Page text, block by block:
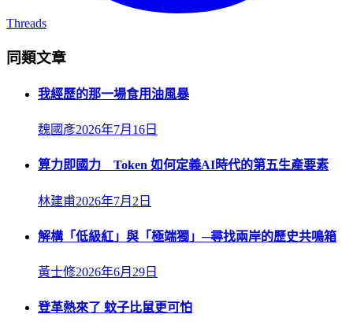
Threads
同類文章
我經歷的那一場食用油風暴
魏國彥2026年7月16日
算力即國力 Token 如何定義AI時代的第五生產要素
林建甫2026年7月2日
解構「低級紅」與「極端獨」─尋找兩岸的歷史共鳴箱
黃士修2026年6月29日
登革熱來了 蚊子比鼠更可怕